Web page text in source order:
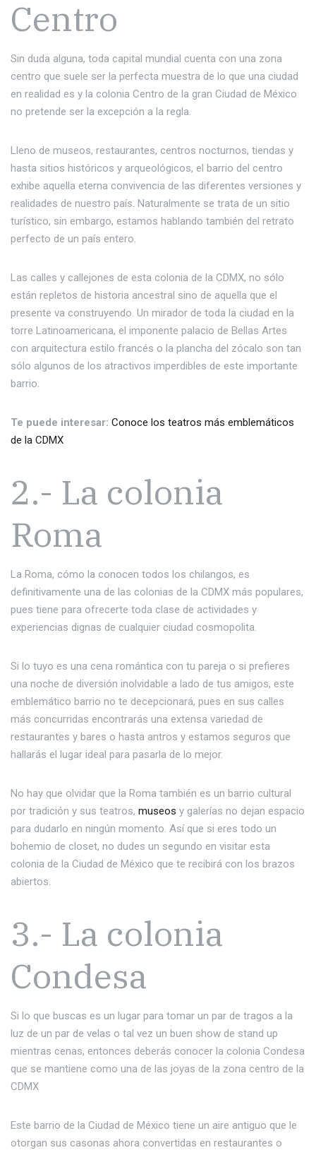
Centro
Sin duda alguna, toda capital mundial cuenta con una zona
centro que suele ser la perfecta muestra de lo que una ciudad
en realidad es y la colonia Centro de la gran Ciudad de México
no pretende ser la excepción a la regla.
Lleno de museos, restaurantes, centros nocturnos, tiendas y
hasta sitios históricos y arqueológicos, el barrio del centro
exhibe aquella eterna convivencia de las diferentes versiones y
realidades de nuestro país. Naturalmente se trata de un sitio
turístico, sin embargo, estamos hablando también del retrato
perfecto de un país entero.
Las calles y callejones de esta colonia de la CDMX, no sólo
están repletos de historia ancestral sino de aquella que el
presente va construyendo. Un mirador de toda la ciudad en la
torre Latinoamericana, el imponente palacio de Bellas Artes
con arquitectura estilo francés o la plancha del zócalo son tan
sólo algunos de los atractivos imperdibles de este importante
barrio.
Te puede interesar: Conoce los teatros más emblemáticos
de la CDMX
2.- La colonia
Roma
La Roma, cómo la conocen todos los chilangos, es
definitivamente una de las colonias de la CDMX más populares,
pues tiene para ofrecerte toda clase de actividades y
experiencias dignas de cualquier ciudad cosmopolita.
Si lo tuyo es una cena romántica con tu pareja o si prefieres
una noche de diversión inolvidable a lado de tus amigos, este
emblemático barrio no te decepcionará, pues en sus calles
más concurridas encontrarás una extensa variedad de
restaurantes y bares o hasta antros y estamos seguros que
hallarás el lugar ideal para pasarla de lo mejor.
No hay que olvidar que la Roma también es un barrio cultural
por tradición y sus teatros, museos y galerías no dejan espacio
para dudarlo en ningún momento. Así que si eres todo un
bohemio de closet, no dudes un segundo en visitar esta
colonia de la Ciudad de México que te recibirá con los brazos
abiertos.
3.- La colonia
Condesa
Si lo que buscas es un lugar para tomar un par de tragos a la
luz de un par de velas o tal vez un buen show de stand up
mientras cenas, entonces deberás conocer la colonia Condesa
que se mantiene como una de las joyas de la zona centro de la
CDMX
Este barrio de la Ciudad de México tiene un aire antiguo que le
otorgan sus casonas ahora convertidas en restaurantes o